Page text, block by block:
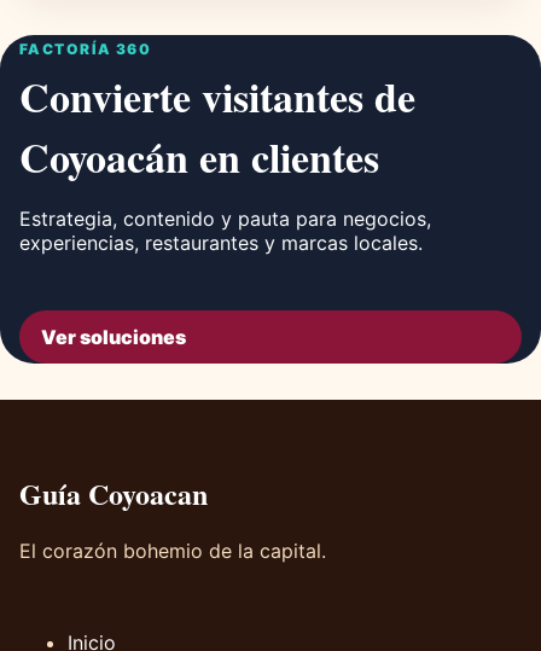
FACTORÍA 360
Convierte visitantes de
Coyoacán en clientes
Estrategia, contenido y pauta para negocios,
experiencias, restaurantes y marcas locales.
Ver soluciones
Guía Coyoacan
El corazón bohemio de la capital.
Inicio